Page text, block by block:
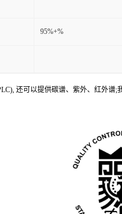
95%+%
还可以提供碳谱、紫外、红外谱;